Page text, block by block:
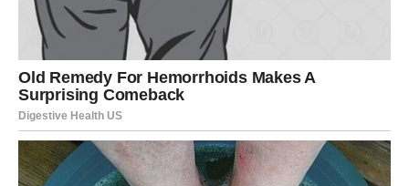
RIBE – SUSRET KOJI DELUJE
KAO SAN, ALI NOSI STVARNU
PROMENU